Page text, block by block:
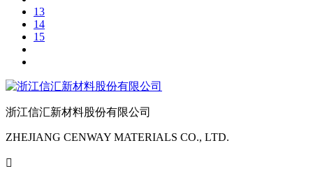
13
14
15
浙江信汇新材料股份有限公司
ZHEJIANG CENWAY MATERIALS CO., LTD.
